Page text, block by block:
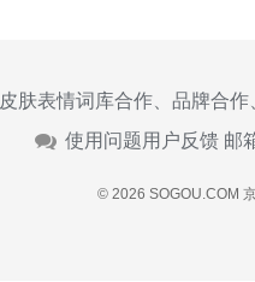
皮肤表情词库合作、品牌合
使用问题用户反馈 邮
© 2026 SOGOU.COM